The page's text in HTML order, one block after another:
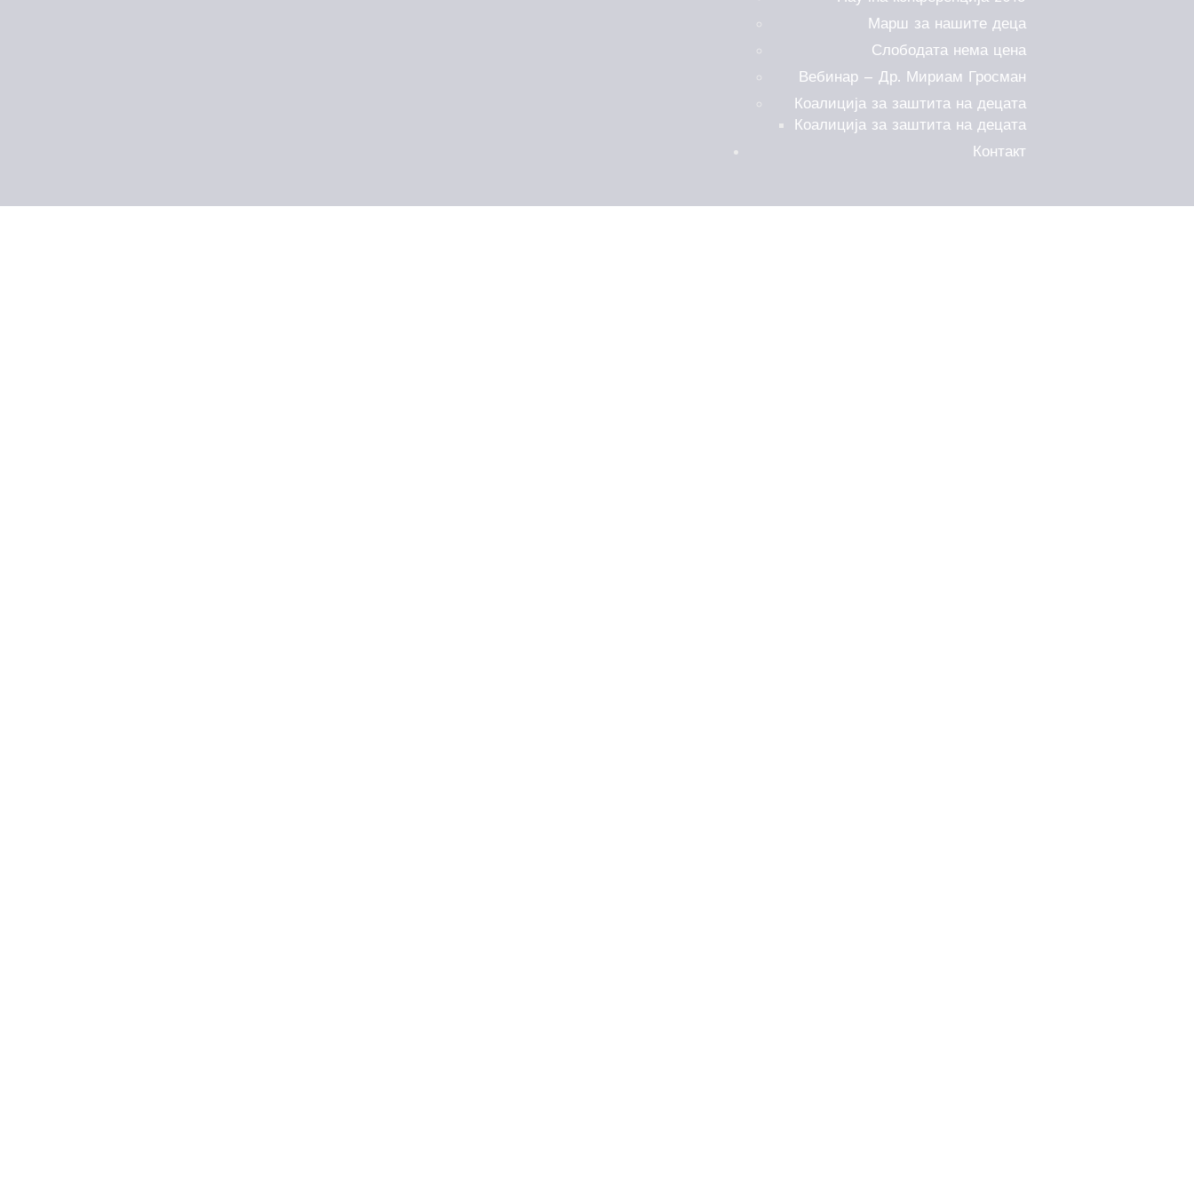
Марш за нашите деца
Слободата нема цена
Вебинар – Др. Мириам Гросман
Коалиција за заштита на децата
Коалиција за заштита на децата
Контакт